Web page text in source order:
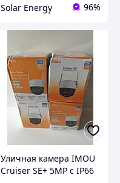
Solar Energy 96%
Уличная камера IMOU
Cruiser SE+ 5MP с IP66